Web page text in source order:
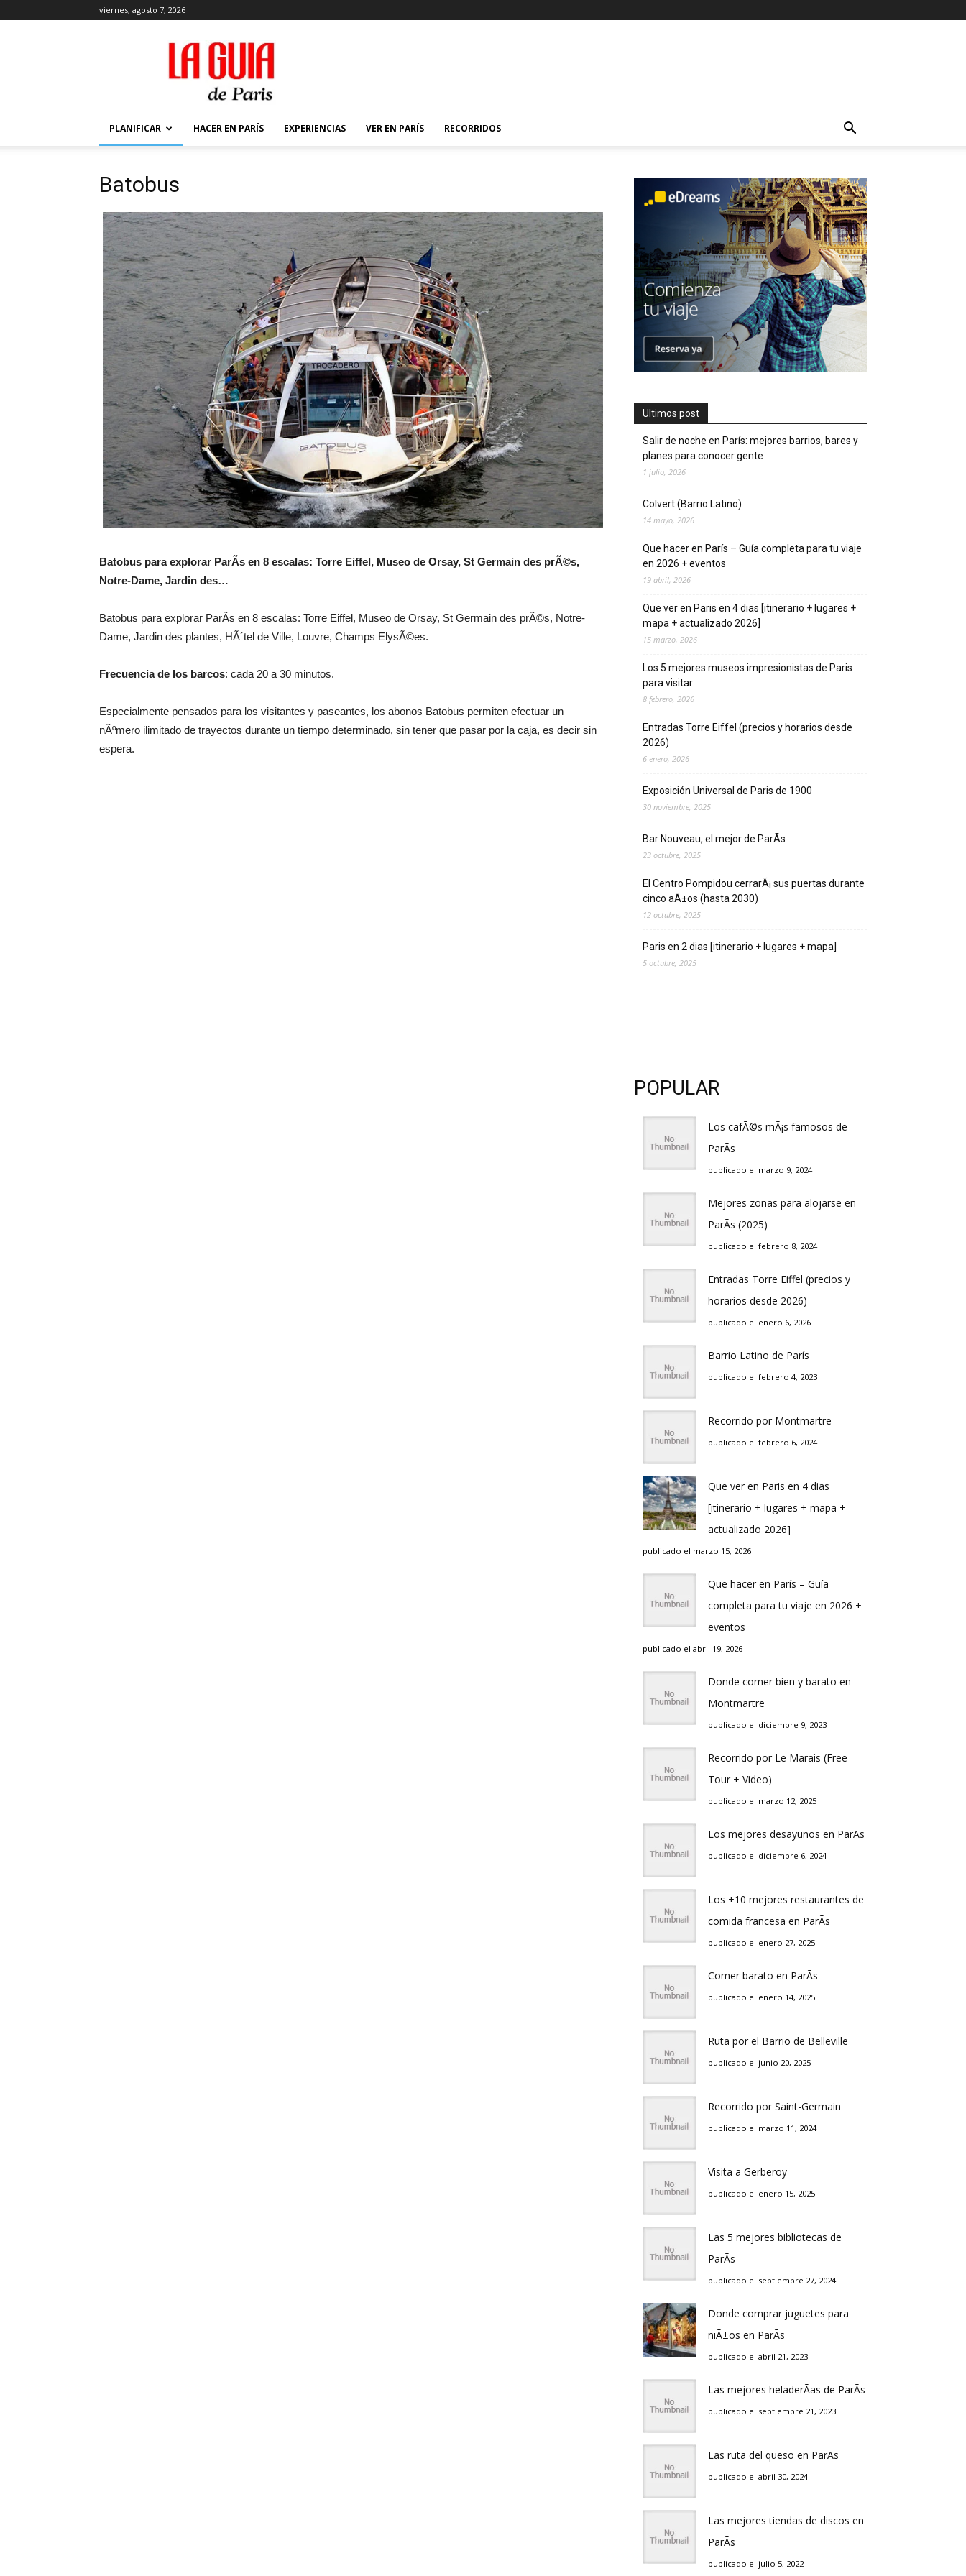
viernes, agosto 7, 2026
La
Guía
de
París
PLANIFICAR HACER EN PARÍS EXPERIENCIAS VER EN PARÍS RECORRIDOS
Batobus
Batobus para explorar ParÃ­s en 8 escalas: Torre Eiffel, Museo de Orsay, St Germain des prÃ©s,
Notre-Dame, Jardin des…
Batobus para explorar ParÃ­s en 8 escalas: Torre Eiffel, Museo de Orsay, St Germain des prÃ©s, Notre-
Dame, Jardin des plantes, HÃ´tel de Ville, Louvre, Champs ElysÃ©es.
Frecuencia de los barcos: cada 20 a 30 minutos.
Especialmente pensados para los visitantes y paseantes, los abonos Batobus permiten efectuar un
nÃºmero ilimitado de trayectos durante un tiempo determinado, sin tener que pasar por la caja, es decir sin
espera.
Ultimos post
Salir de noche en París: mejores barrios, bares y
planes para conocer gente
1 julio, 2026
Colvert (Barrio Latino)
14 mayo, 2026
Que hacer en Parí­s – Guí­a completa para tu viaje
en 2026 + eventos
19 abril, 2026
Que ver en Pari­s en 4 di­as [itinerario + lugares +
mapa + actualizado 2026]
15 marzo, 2026
Los 5 mejores museos impresionistas de Pari­s
para visitar
8 febrero, 2026
Entradas Torre Eiffel (precios y horarios desde
2026)
6 enero, 2026
Exposición Universal de Pari­s de 1900
30 noviembre, 2025
Bar Nouveau, el mejor de ParÃ­s
23 octubre, 2025
El Centro Pompidou cerrarÃ¡ sus puertas durante
cinco aÃ±os (hasta 2030)
12 octubre, 2025
Paris en 2 dias [itinerario + lugares + mapa]
5 octubre, 2025
POPULAR
Los cafÃ©s mÃ¡s famosos de
ParÃ­s
publicado el marzo 9, 2024
Mejores zonas para alojarse en
ParÃ­s (2025)
publicado el febrero 8, 2024
Entradas Torre Eiffel (precios y
horarios desde 2026)
publicado el enero 6, 2026
Barrio Latino de Parí­s
publicado el febrero 4, 2023
Recorrido por Montmartre
publicado el febrero 6, 2024
Que ver en Pari­s en 4 di­as
[itinerario + lugares + mapa +
actualizado 2026]
publicado el marzo 15, 2026
Que hacer en Parí­s – Guí­a
completa para tu viaje en 2026 +
eventos
publicado el abril 19, 2026
Donde comer bien y barato en
Montmartre
publicado el diciembre 9, 2023
Recorrido por Le Marais (Free
Tour + Video)
publicado el marzo 12, 2025
Los mejores desayunos en ParÃ­s
publicado el diciembre 6, 2024
Los +10 mejores restaurantes de
comida francesa en ParÃ­s
publicado el enero 27, 2025
Comer barato en ParÃ­s
publicado el enero 14, 2025
Ruta por el Barrio de Belleville
publicado el junio 20, 2025
Recorrido por Saint-Germain
publicado el marzo 11, 2024
Visita a Gerberoy
publicado el enero 15, 2025
Las 5 mejores bibliotecas de
ParÃ­s
publicado el septiembre 27, 2024
Donde comprar juguetes para
niÃ±os en ParÃ­s
publicado el abril 21, 2023
Las mejores heladerÃ­as de ParÃ­s
publicado el septiembre 21, 2023
Las ruta del queso en ParÃ­s
publicado el abril 30, 2024
Las mejores tiendas de discos en
ParÃ­s
publicado el julio 5, 2022